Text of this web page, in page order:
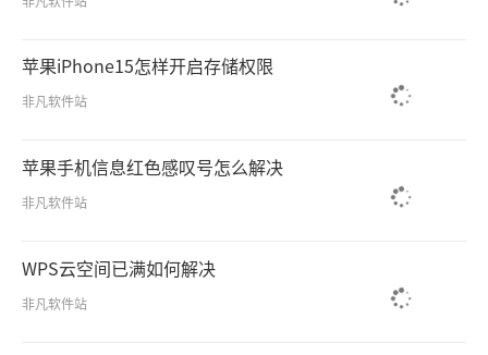
苹果iPhone15怎样开启存储权限
非凡软件站
苹果手机信息红色感叹号怎么解决
非凡软件站
WPS云空间已满如何解决
非凡软件站